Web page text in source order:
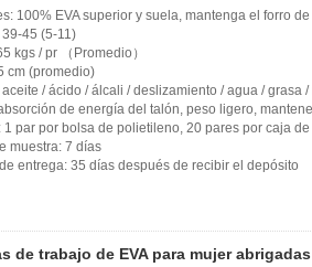
100% EVA superior y suela, mantenga el forro
45 (5-11)
kgs / pr （Promedio）
cm (promedio)
/ ácido / álcali / deslizamiento / agua / grasa
de energía del talón, peso ligero,
1 par por bolsa de polietileno, 20 pares por caja de
muestra: 7 días
entrega: 35 días después de recibir el depósito
de trabajo de EVA para mujer